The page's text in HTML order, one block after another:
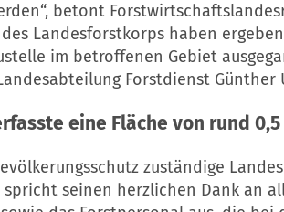
betont
Landesforstkorps haben
im betroffenen Gebiet
Forstdienst Günther
eine Fläche von rund
zuständige
seinen herzlichen Dank an